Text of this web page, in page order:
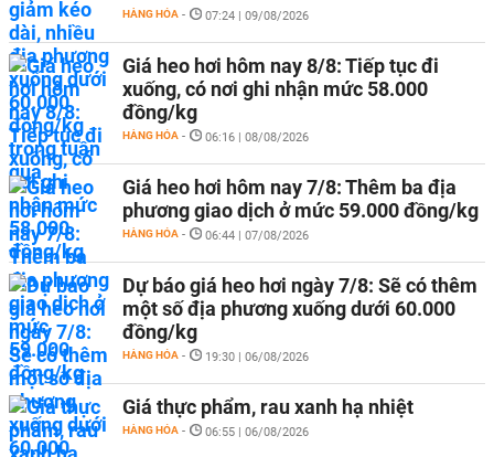
HÀNG HÓA - 07:24 | 09/08/2026
Giá heo hơi hôm nay 8/8: Tiếp tục đi
xuống, có nơi ghi nhận mức 58.000
đồng/kg
HÀNG HÓA - 06:16 | 08/08/2026
Giá heo hơi hôm nay 7/8: Thêm ba địa
phương giao dịch ở mức 59.000 đồng/kg
HÀNG HÓA - 06:44 | 07/08/2026
Dự báo giá heo hơi ngày 7/8: Sẽ có thêm
một số địa phương xuống dưới 60.000
đồng/kg
HÀNG HÓA - 19:30 | 06/08/2026
Giá thực phẩm, rau xanh hạ nhiệt
HÀNG HÓA - 06:55 | 06/08/2026